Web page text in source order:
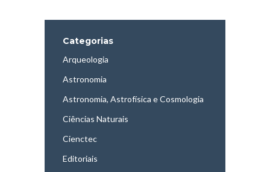
Categorias
Arqueologia
Astronomia
Astronomia, Astrofísica e Cosmologia
Ciências Naturais
Cienctec
Editoriais